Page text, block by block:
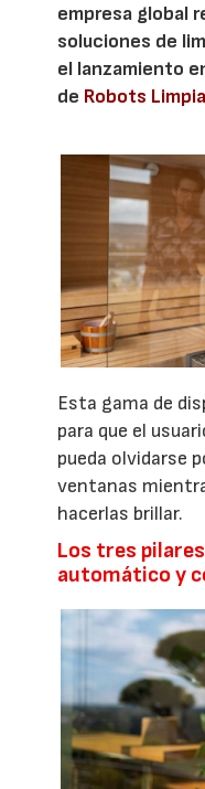
empresa global
soluciones de
el lanzamiento
de Robots
Esta gama de
para que el
pueda olvidarse
ventanas
hacerlas brillar.
Los tres
automático y